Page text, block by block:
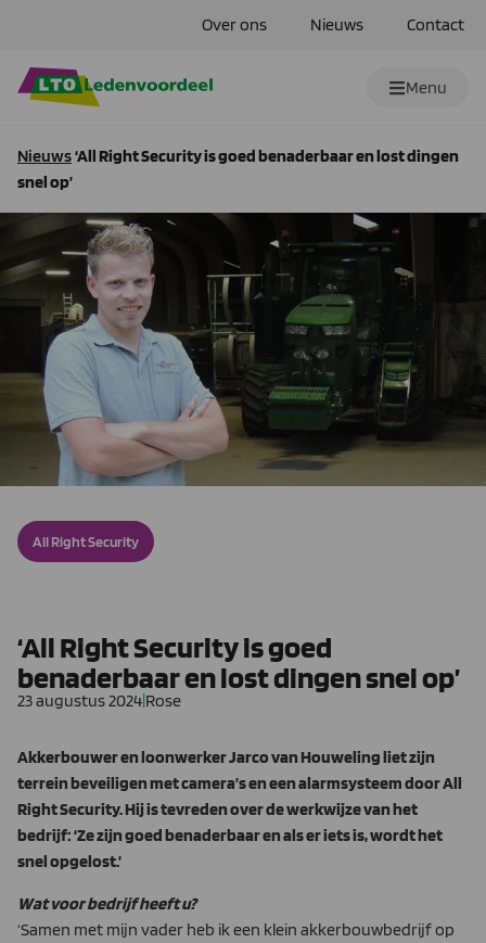
Over ons Nieuws Contact
Menu
Nieuws‘All Right Security is goed benaderbaar en lost dingen
snel op’
All Right Security
‘All Right Security is goed
benaderbaar en lost dingen snel op’
23 augustus 2024 Rose
Akkerbouwer en loonwerker Jarco van Houweling liet zijn
terrein beveiligen met camera’s en een alarmsysteem door All
Right Security. Hij is tevreden over de werkwijze van het
bedrijf: ‘Ze zijn goed benaderbaar en als er iets is, wordt het
snel opgelost.’
Wat voor bedrijf heeft u?
‘Samen met mijn vader heb ik een klein akkerbouwbedrijf op